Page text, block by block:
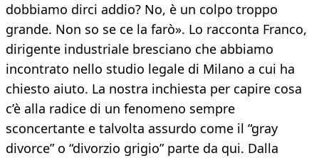
dobbiamo dirci addio? No, è un colpo troppo
grande. Non so se ce la farò». Lo racconta Franco,
dirigente industriale bresciano che abbiamo
incontrato nello studio legale di Milano a cui ha
chiesto aiuto. La nostra inchiesta per capire cosa
c’è alla radice di un fenomeno sempre
sconcertante e talvolta assurdo come il “gray
divorce” o “divorzio grigio” parte da qui. Dalla